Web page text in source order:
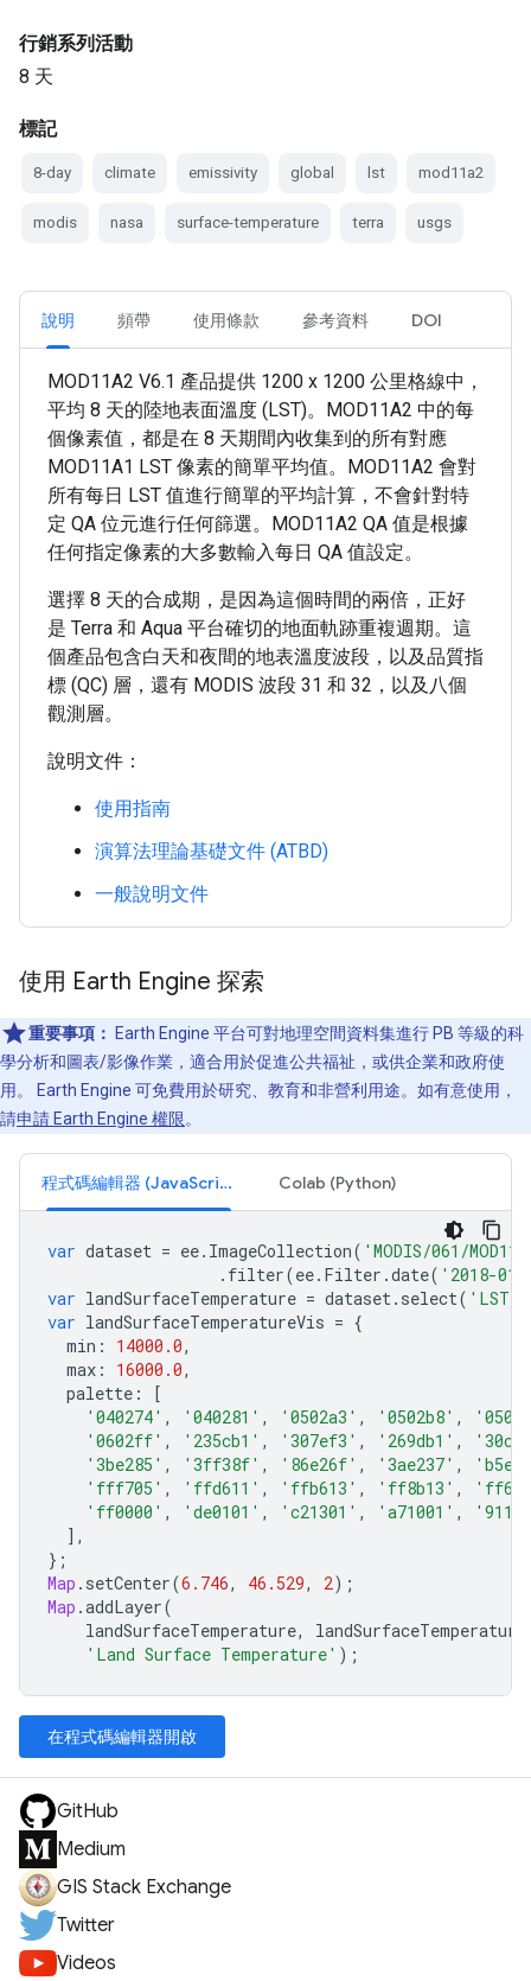
行銷系列活動
8 天
標記
8-day climate emissivity global lst mod11a2
modis nasa surface-temperature terra usgs
說明 頻帶 使用條款 參考資料 DOI
MOD11A2 V6.1 產品提供 1200 x 1200 公里格線中，
平均 8 天的陸地表面溫度 (LST)。MOD11A2 中的每
個像素值，都是在 8 天期間內收集到的所有對應
MOD11A1 LST 像素的簡單平均值。MOD11A2 會對
所有每日 LST 值進行簡單的平均計算，不會針對特
定 QA 位元進行任何篩選。MOD11A2 QA 值是根據
任何指定像素的大多數輸入每日 QA 值設定。
選擇 8 天的合成期，是因為這個時間的兩倍，正好
是 Terra 和 Aqua 平台確切的地面軌跡重複週期。這
個產品包含白天和夜間的地表溫度波段，以及品質指
標 (QC) 層，還有 MODIS 波段 31 和 32，以及八個
觀測層。
說明文件：
使用指南
演算法理論基礎文件 (ATBD)
一般說明文件
使用 Earth Engine 探索
重要事項：
Earth Engine 平台可對地理空間資料集進行 PB 等級的科
學分析和圖表/影像作業，適合用於促進公共福祉，或供企業和政府使
用。 Earth Engine 可免費用於研究、教育和非營利用途。如有意使用，
請申請 Earth Engine 權限。
程式碼編輯器 (JavaScript) Colab (Python)
var dataset = ee. ImageCollection( 'MODIS/061/
. filter(ee. Filter .date( '2018-
var landSurfaceTemperature = dataset. select(
var landSurfaceTemperatureVis = {
min : 14000.0,
max : 16000.0,
palette :
[
'040274' , '040281' , '0502a3' , '0502b8' ,
'0602ff' , '235cb1' , '307ef3' , '269db1' ,
'3be285' , '3ff38f' , '86e26f' , '3ae237' ,
'fff705' , 'ffd611' , 'ffb613' , 'ff8b13' ,
'ff0000' , 'de0101' , 'c21301' , 'a71001' ,
],
};
Map . setCenter(6.746, 46.529, 2);
Map .addLayer(
landSurfaceTemperature,
'Land Surface Temperature' );
在程式碼編輯器開啟
GitHub
Medium
GIS Stack Exchange
Twitter
Videos